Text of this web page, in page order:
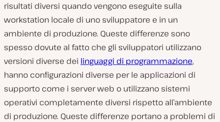
risultati diversi quando vengono eseguite sulla
workstation locale di uno sviluppatore e in un
ambiente di produzione. Queste differenze sono
spesso dovute al fatto che gli sviluppatori utilizzano
versioni diverse dei linguaggi di programmazione,
hanno configurazioni diverse per le applicazioni di
supporto come i server web o utilizzano sistemi
operativi completamente diversi rispetto all’ambiente
di produzione. Queste differenze portano a problemi di